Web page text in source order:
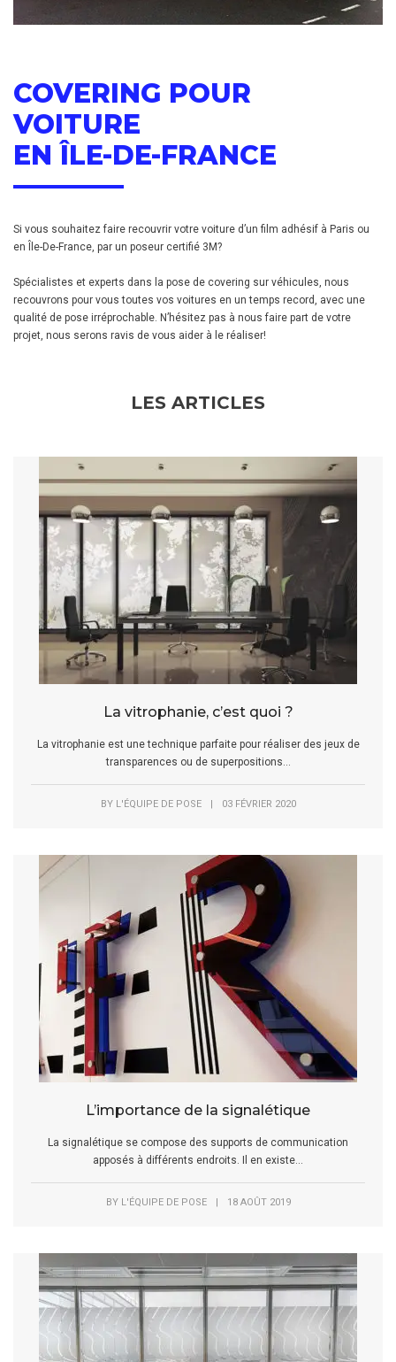
COVERING POUR
VOITURE
EN ÎLE-DE-FRANCE
Si vous souhaitez faire recouvrir votre voiture d’un film adhésif à Paris ou
en Île-De-France, par un poseur certifié 3M?
Spécialistes et experts dans la pose de covering sur véhicules, nous
recouvrons pour vous toutes vos voitures en un temps record, avec une
qualité de pose irréprochable. N’hésitez pas à nous faire part de votre
projet, nous serons ravis de vous aider à le réaliser!
LES ARTICLES
La vitrophanie, c’est quoi ?
La vitrophanie est une technique parfaite pour réaliser des jeux de
transparences ou de superpositions...
BY L'ÉQUIPE DE POSE 03 FÉVRIER 2020
L’importance de la signalétique
La signalétique se compose des supports de communication
apposés à différents endroits. Il en existe...
BY L'ÉQUIPE DE POSE 18 AOÛT 2019